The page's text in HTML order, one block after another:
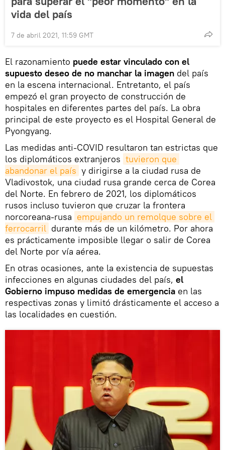
vida del país
7 de abril 2021, 11:59 GMT
El razonamiento puede estar vinculado con el
supuesto deseo de no manchar la imagen del país
en la escena internacional. Entretanto, el país
empezó el gran proyecto de construcción de
hospitales en diferentes partes del país. La obra
principal de este proyecto es el Hospital General de
Pyongyang.
Las medidas anti-COVID resultaron tan estrictas que
los diplomáticos extranjeros tuvieron que
abandonar el país y dirigirse a la ciudad rusa de
Vladivostok, una ciudad rusa grande cerca de Corea
del Norte. En febrero de 2021, los diplomáticos
rusos incluso tuvieron que cruzar la frontera
norcoreana-rusa empujando un remolque sobre el
ferrocarril durante más de un kilómetro. Por ahora
es prácticamente imposible llegar o salir de Corea
del Norte por vía aérea.
En otras ocasiones, ante la existencia de supuestas
infecciones en algunas ciudades del país, el
Gobierno impuso medidas de emergencia en las
respectivas zonas y limitó drásticamente el acceso a
las localidades en cuestión.